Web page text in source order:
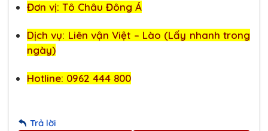
Đơn vị: Tô Châu Đông Á
Dịch vụ: Liên vận Việt – Lào (Lấy nhanh trong
ngày)
Hotline: 0962 444 800
Trả lời